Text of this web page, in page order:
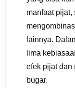
manfaat pijat,
lainnya.
lima
efek pijat dan
bugar.